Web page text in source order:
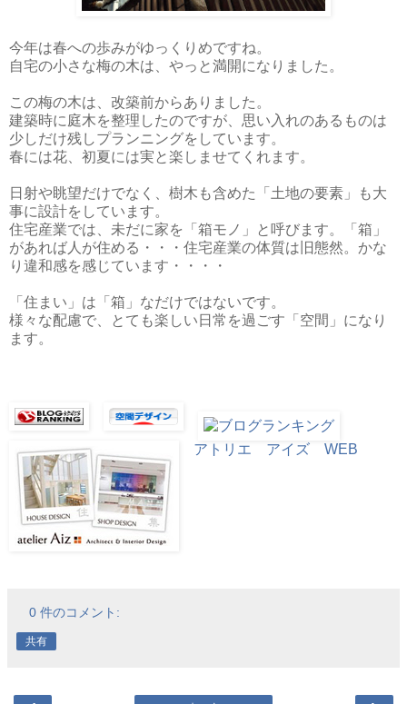
今年は春への歩みがゆっくりめですね。
自宅の小さな梅の木は、やっと満開になりました。
この梅の木は、改築前からありました。
建築時に庭木を整理したのですが、思い入れのあるものは
少しだけ残しプランニングをしています。
春には花、初夏には実と楽しませてくれます。
日射や眺望だけでなく、樹木も含めた「土地の要素」も大
事に設計をしています。
住宅産業では、未だに家を「箱モノ」と呼びます。「箱」
があれば人が住める・・・住宅産業の体質は旧態然。かな
り違和感を感じています・・・・
「住まい」は「箱」なだけではないです。
様々な配慮で、とても楽しい日常を過ごす「空間」になり
ます。
アトリエ アイズ WEB
0 件のコメント:
共有